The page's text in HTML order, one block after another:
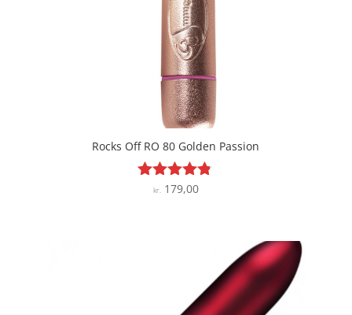
Rocks Off RO 80 Golden Passion
Vurderet
kr. 179,00